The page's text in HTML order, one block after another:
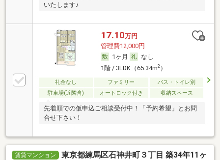
いたします♪
17.10万円
管理費12,000円
1ヶ月
なし
1階 / 3LDK（65.34m2）
礼金なし ファミリー
バス・トイレ別
駐車場(近隣含)
オートロック付き 収納スペース
先着順での仮申込ご相談受付中！「予約希望」とお問
合せ下さい！
賃貸マンション
東京都練馬区石神井町３丁目 築34年11ヶ